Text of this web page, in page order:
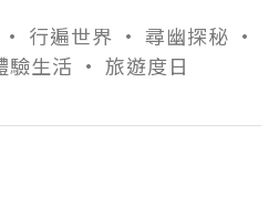
• 行遍世界 • 尋幽探秘 •
生活 • 旅遊度日